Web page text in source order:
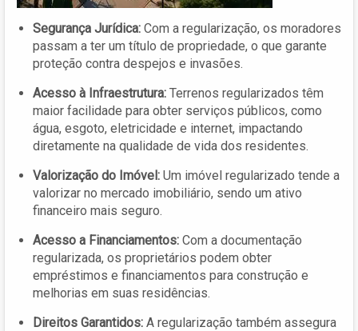
Segurança Jurídica: Com a regularização, os moradores
passam a ter um título de propriedade, o que garante
proteção contra despejos e invasões.
Acesso à Infraestrutura: Terrenos regularizados têm
maior facilidade para obter serviços públicos, como
água, esgoto, eletricidade e internet, impactando
diretamente na qualidade de vida dos residentes.
Valorização do Imóvel: Um imóvel regularizado tende a
valorizar no mercado imobiliário, sendo um ativo
financeiro mais seguro.
Acesso a Financiamentos: Com a documentação
regularizada, os proprietários podem obter
empréstimos e financiamentos para construção e
melhorias em suas residências.
Direitos Garantidos: A regularização também assegura